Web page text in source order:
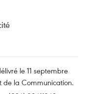
le 11 septembre
de la Communication.